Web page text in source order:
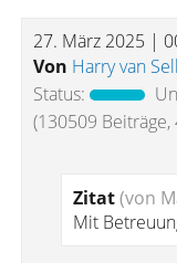
27. März 2025 |
Von Harry van Sell
Status:
(130509
Zitat(von
Mit